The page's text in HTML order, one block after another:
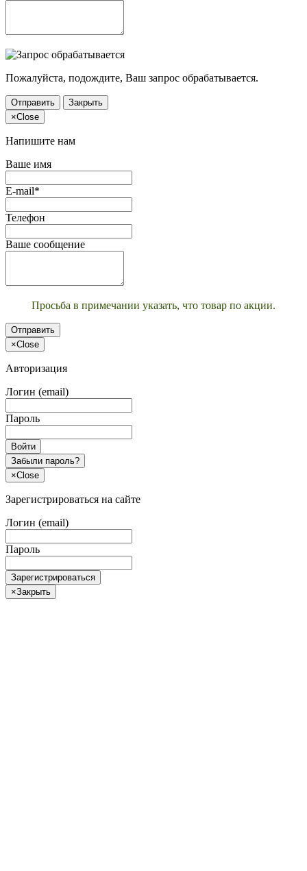
Пожалуйста, подождите, Ваш запрос обрабатывается.
Отправить
Закрыть
×Close
Напишите нам
Ваше имя
E-mail*
Телефон
Ваше сообщение
Просьба в примечании указать, что товар по акции.
Отправить
×Close
Авторизация
Логин (email)
Пароль
Войти
Забыли пароль?
×Close
Зарегистрироваться на сайте
Логин (email)
Пароль
Зарегистрироваться
×Закрыть